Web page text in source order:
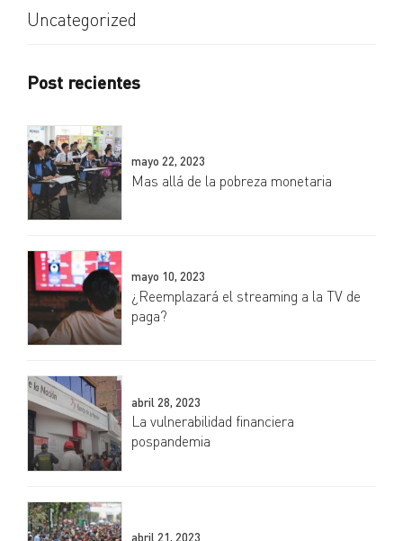
Uncategorized
Post recientes
mayo 22, 2023
Mas allá de la pobreza monetaria
mayo 10, 2023
¿Reemplazará el streaming a la TV de
paga?
abril 28, 2023
La vulnerabilidad financiera
pospandemia
abril 21, 2023